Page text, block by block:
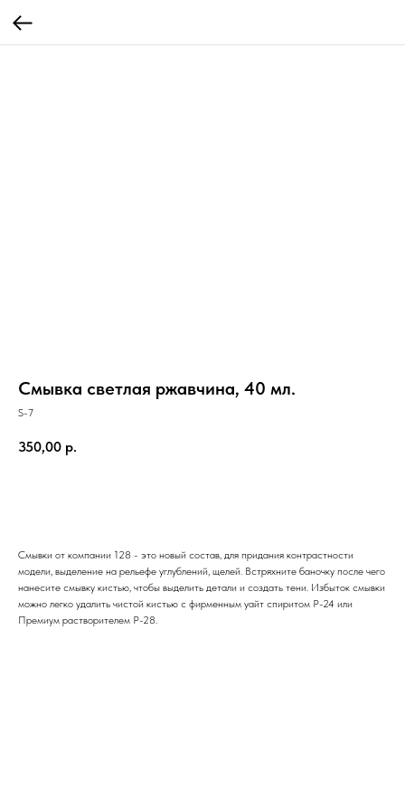
Смывка светлая ржавчина, 40 мл.
S-7
350,00 р.
Смывки от компании 128 - это новый состав, для придания контрастности
модели, выделение на рельефе углублений, щелей. Встряхните баночку после чего
нанесите смывку кистью, чтобы выделить детали и создать тени. Избыток смывки
можно легко удалить чистой кистью с фирменным уайт спиритом Р-24 или
Премиум растворителем Р-28.